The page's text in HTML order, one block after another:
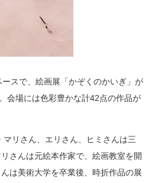
スで、絵画展「かぞくのかいぎ」が
会場には色彩豊かな計42点の作品が
リさん、エリさん、ヒミさんは三
さんは元絵本作家で、絵画教室を開
は美術大学を卒業後、時折作品の展